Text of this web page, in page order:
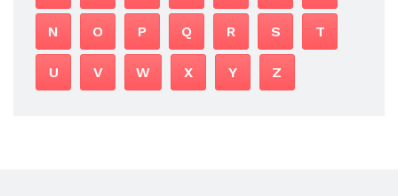
N O P Q R S T
U V W X Y Z